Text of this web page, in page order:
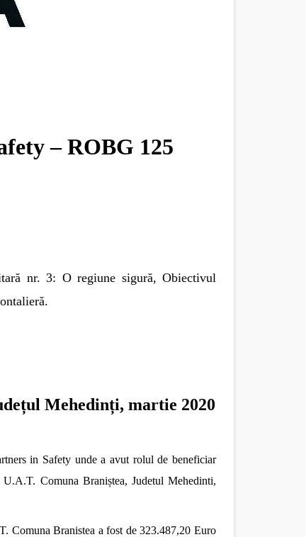
– ROBG 125
nr. 3: O regiune sigură, Obiectivul
Mehedinți, martie 2020
in Safety unde a avut rolul de beneficiar
U.A.T. Comuna Braniștea, Judetul Mehedinti,
Comuna Branistea a fost de 323.487,20 Euro